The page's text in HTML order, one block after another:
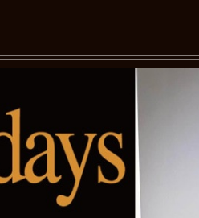
特集一覧
Information一覧
メルマガ購読